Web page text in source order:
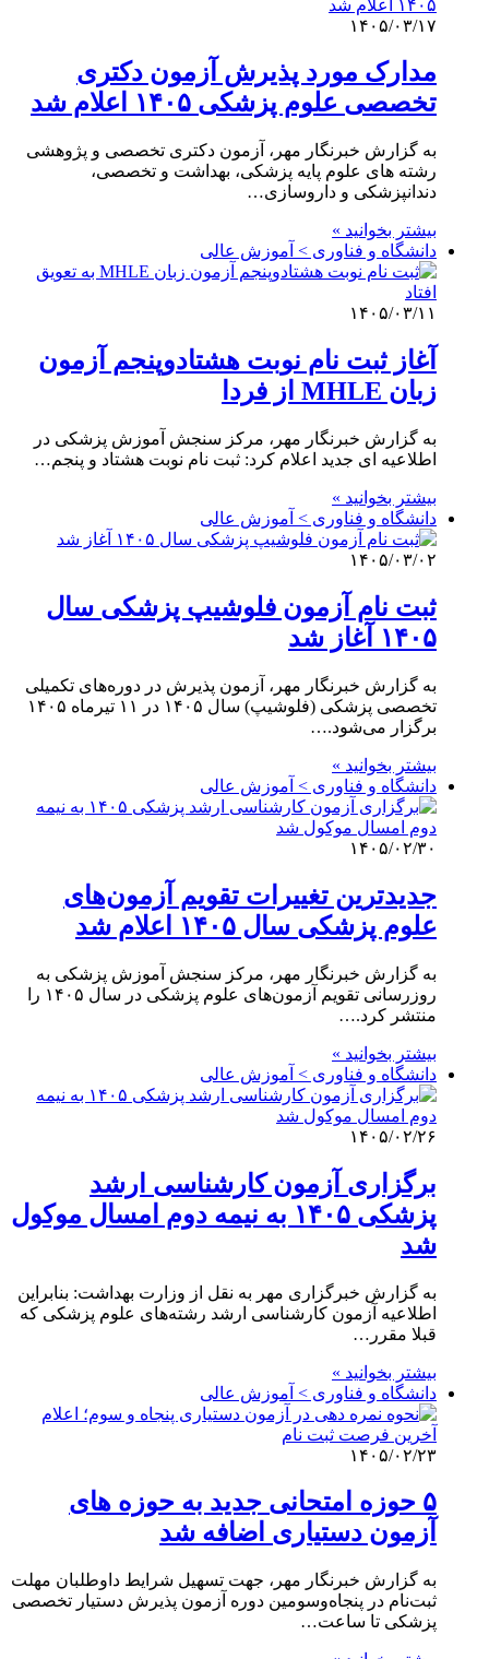
۱۴۰۵/۰۳/۱۷
مدارک مورد پذیرش آزمون دکتری
تخصصی علوم پزشکی ۱۴۰۵ اعلام شد
به گزارش خبرنگار مهر، آزمون دکتری تخصصی و پژوهشی
رشته های علوم پایه پزشکی، بهداشت و تخصصی،
دندانپزشکی و داروسازی…
بیشتر بخوانید »
دانشگاه و فناوری > آموزش عالی
۱۴۰۵/۰۳/۱۱
آغاز ثبت نام نوبت هشتادوپنجم آزمون
زبان MHLE از فردا
به گزارش خبرنگار مهر، مرکز سنجش آموزش پزشکی در
اطلاعیه ای جدید اعلام کرد: ثبت نام نوبت هشتاد و پنجم…
بیشتر بخوانید »
دانشگاه و فناوری > آموزش عالی
۱۴۰۵/۰۳/۰۲
ثبت نام آزمون فلوشیپ پزشکی سال
۱۴۰۵ آغاز شد
به گزارش خبرنگار مهر، آزمون پذیرش در دوره‌های تکمیلی
تخصصی پزشکی (فلوشیپ) سال ۱۴۰۵ در ۱۱ تیرماه ۱۴۰۵
برگزار می‌شود.…
بیشتر بخوانید »
دانشگاه و فناوری > آموزش عالی
۱۴۰۵/۰۲/۳۰
جدیدترین تغییرات تقویم آزمون‌های
علوم پزشکی سال ۱۴۰۵ اعلام شد
به گزارش خبرنگار مهر، مرکز سنجش آموزش پزشکی به
روزرسانی تقویم آزمون‌های علوم پزشکی در سال ۱۴۰۵ را
منتشر کرد.…
بیشتر بخوانید »
دانشگاه و فناوری > آموزش عالی
۱۴۰۵/۰۲/۲۶
برگزاری آزمون کارشناسی ارشد
پزشکی ۱۴۰۵ به نیمه دوم امسال موکول
شد
به گزارش خبرگزاری مهر به نقل از وزارت بهداشت: بنابراین
اطلاعیه آزمون کارشناسی ارشد رشته‌های علوم پزشکی که
قبلا مقرر…
بیشتر بخوانید »
دانشگاه و فناوری > آموزش عالی
۱۴۰۵/۰۲/۲۳
۵ حوزه امتحانی جدید به حوزه های
آزمون دستیاری اضافه شد
به گزارش خبرنگار مهر، جهت تسهیل شرایط داوطلبان مهلت
ثبت‌نام در پنجاه‌وسومین دوره آزمون پذیرش دستیار تخصصی
پزشکی تا ساعت…